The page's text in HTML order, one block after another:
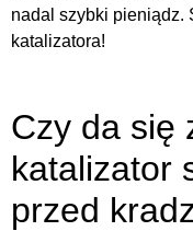
nadal szybki pieniądz.
katalizatora!
Czy da się
katalizator
przed